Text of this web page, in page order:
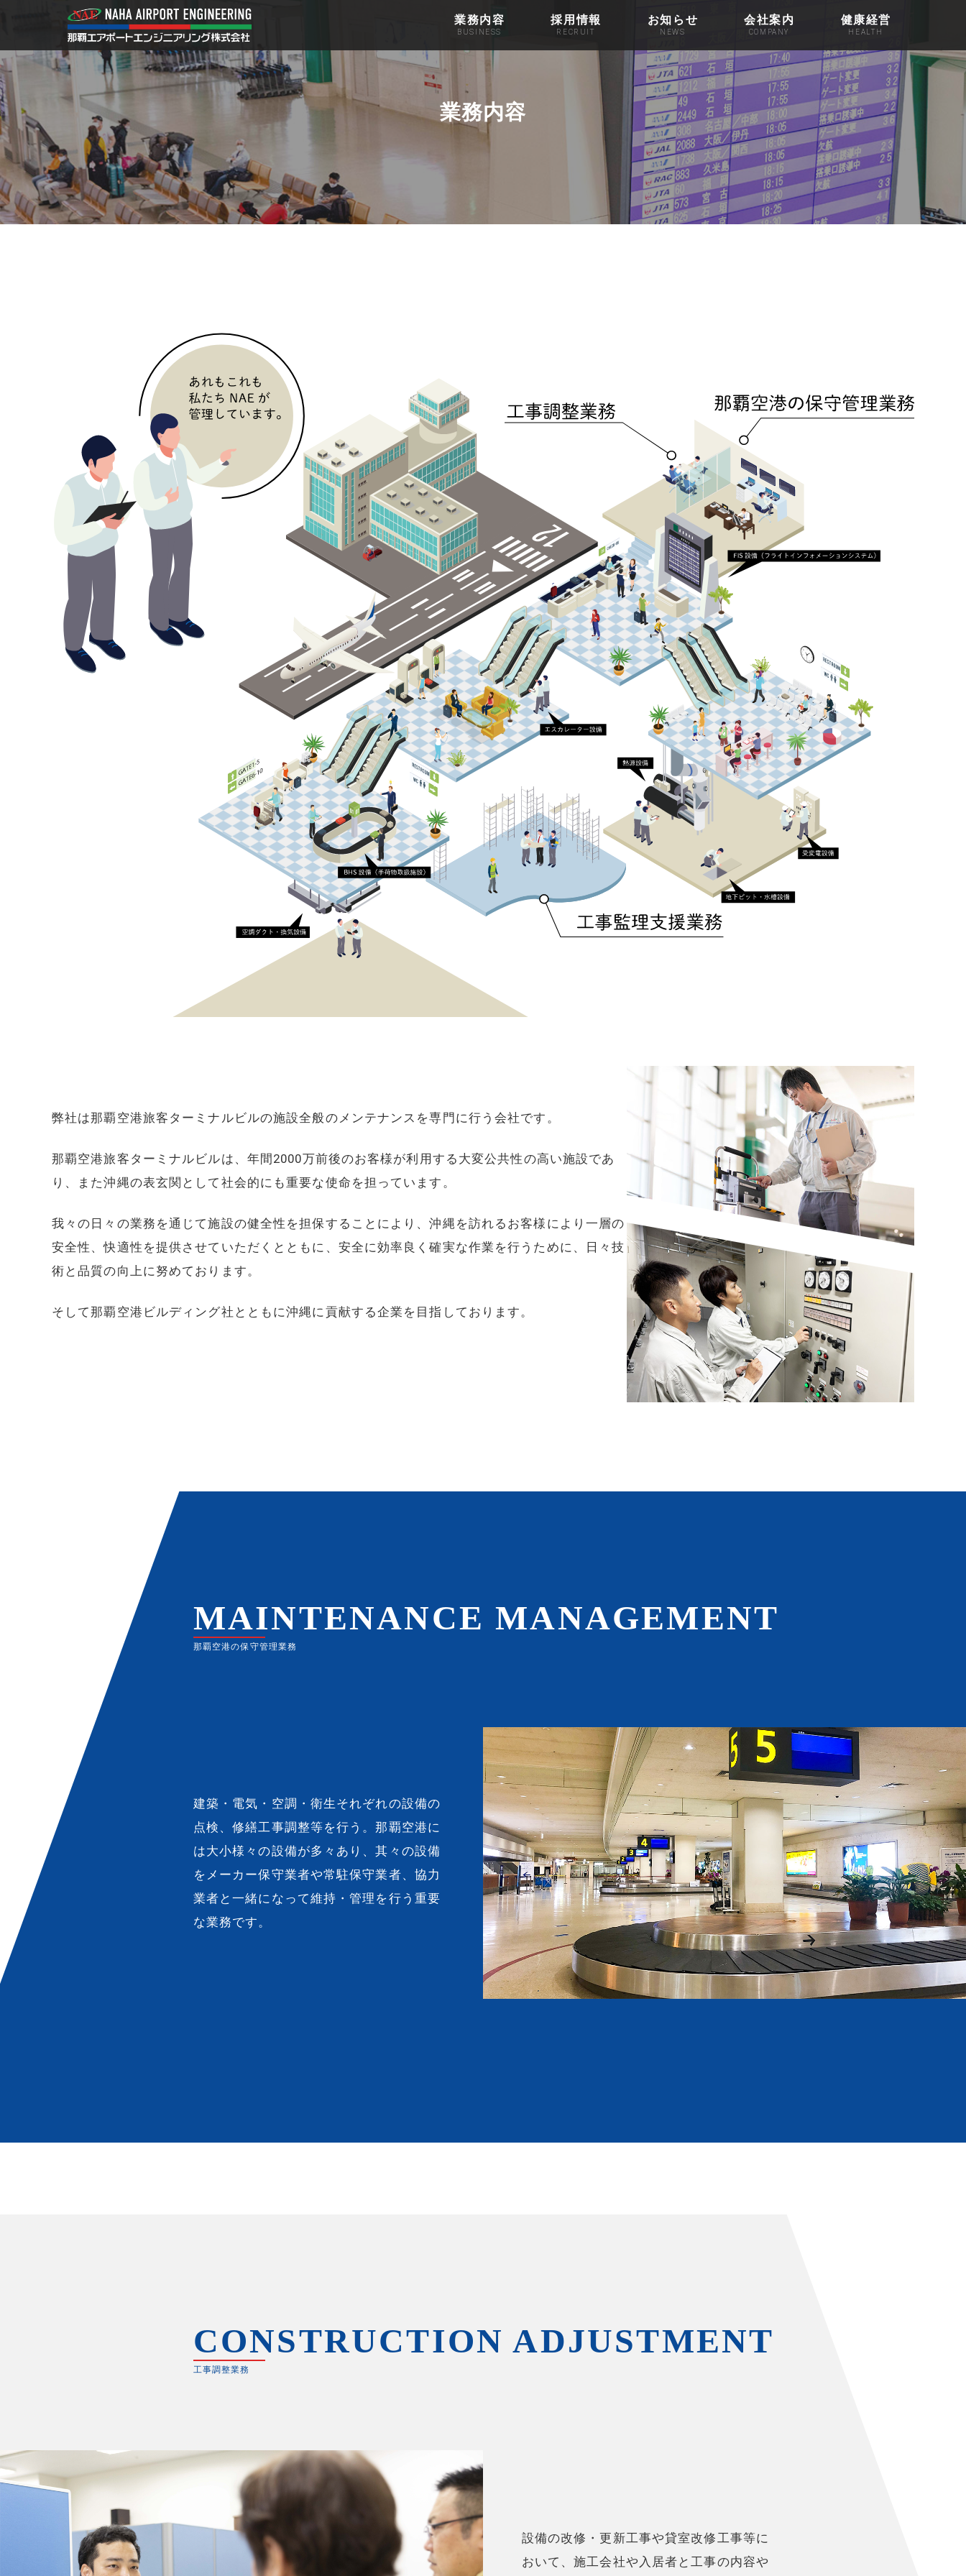
業務内容 採用情報 お知らせ 会社案内 健康経営
業務内容
弊社は那覇空港旅客ターミナルビルの施設全般のメンテナンスを専門に行う会社です。
那覇空港旅客ターミナルビルは、年間2000万前後のお客様が利用する大変公共性の高い施設であ
り、また沖縄の表玄関として社会的にも重要な使命を担っています。
我々の日々の業務を通じて施設の健全性を担保することにより、沖縄を訪れるお客様により一層の
安全性、快適性を提供させていただくとともに、安全に効率良く確実な作業を行うために、日々技
術と品質の向上に努めております。
そして那覇空港ビルディング社とともに沖縄に貢献する企業を目指しております。
MAINTENANCE MANAGEMENT
那覇空港の保守管理業務
建築・電気・空調・衛生それぞれの設備の
点検、修繕工事調整等を行う。那覇空港に
は大小様々の設備が多々あり、其々の設備
をメーカー保守業者や常駐保守業者、協力
業者と一緒になって維持・管理を行う重要
な業務です。
CONSTRUCTION ADJUSTMENT
工事調整業務
設備の改修・更新工事や貸室改修工事等に
おいて、施工会社や入居者と工事の内容や